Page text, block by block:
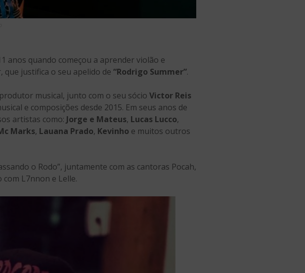
anos quando começou a aprender violão e
que justifica o seu apelido de “Rodrigo Summer”.
musical, junto com o seu sócio Victor Reis
e composições desde 2015. Em seus anos de
artistas como: Jorge e Mateus, Lucas Lucco,
Marks, Lauana Prado, Kevinho e muitos outros
o Rodo”, juntamente com as cantoras Pocah,
L7nnon e Lelle.